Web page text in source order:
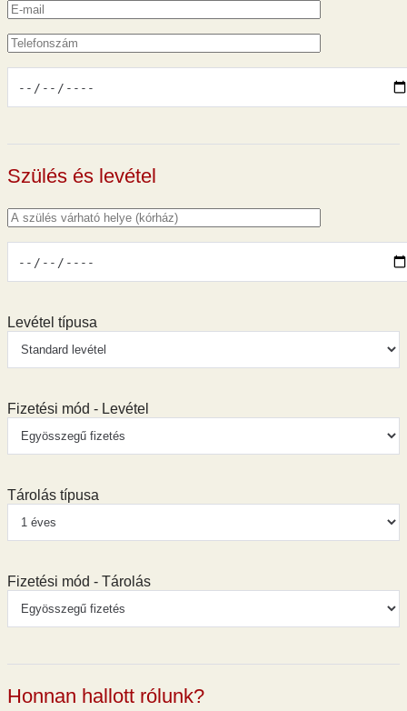
Szülés és levétel
Levétel típusa
Fizetési mód - Levétel
Tárolás típusa
Fizetési mód - Tárolás
Honnan hallott rólunk?